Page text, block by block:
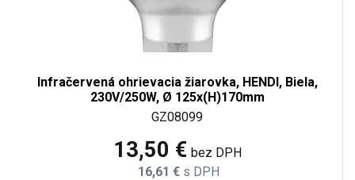
Infračervená ohrievacia žiarovka, HENDI, Biela,
230V/250W, Ø 125x(H)170mm
GZ08099
13,50 € bez DPH
16,61 € s DPH